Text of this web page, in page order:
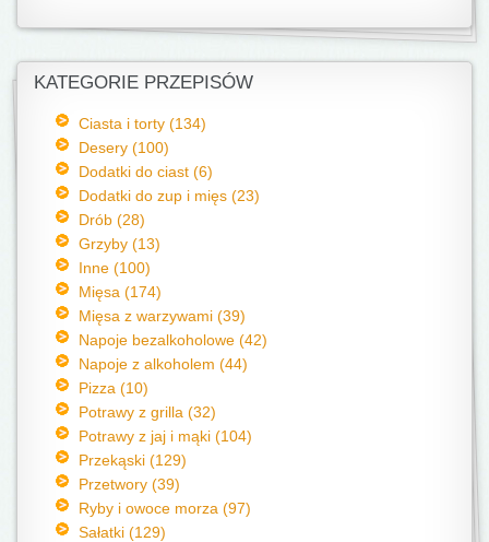
KATEGORIE PRZEPISÓW
Ciasta i torty (134)
Desery (100)
Dodatki do ciast (6)
Dodatki do zup i mięs (23)
Drób (28)
Grzyby (13)
Inne (100)
Mięsa (174)
Mięsa z warzywami (39)
Napoje bezalkoholowe (42)
Napoje z alkoholem (44)
Pizza (10)
Potrawy z grilla (32)
Potrawy z jaj i mąki (104)
Przekąski (129)
Przetwory (39)
Ryby i owoce morza (97)
Sałatki (129)